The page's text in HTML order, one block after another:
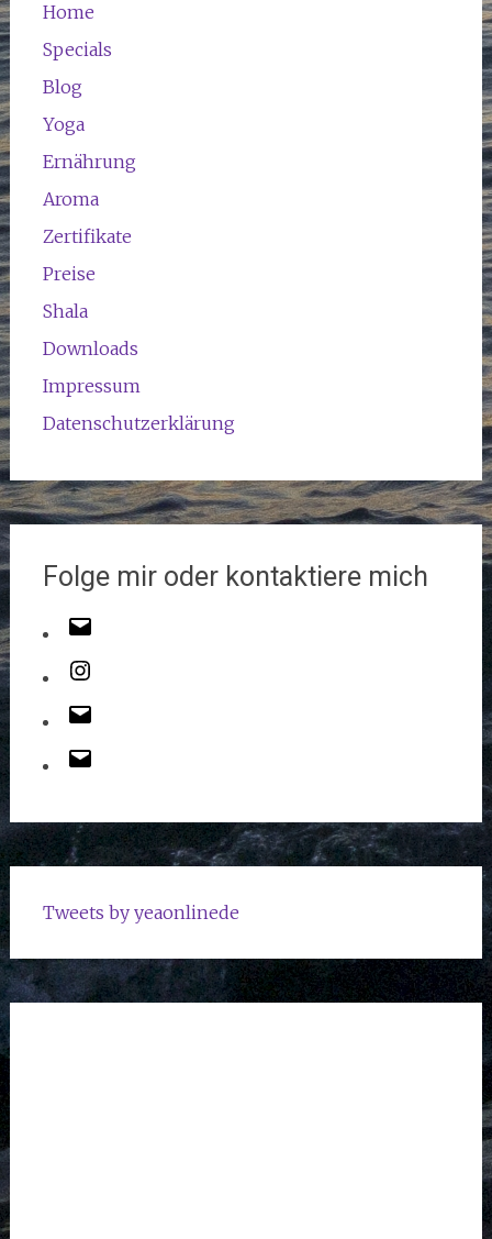
Home
Specials
Blog
Yoga
Ernährung
Aroma
Zertifikate
Preise
Shala
Downloads
Impressum
Datenschutzerklärung
Folge mir oder kontaktiere mich
Tweets by yeaonlinede